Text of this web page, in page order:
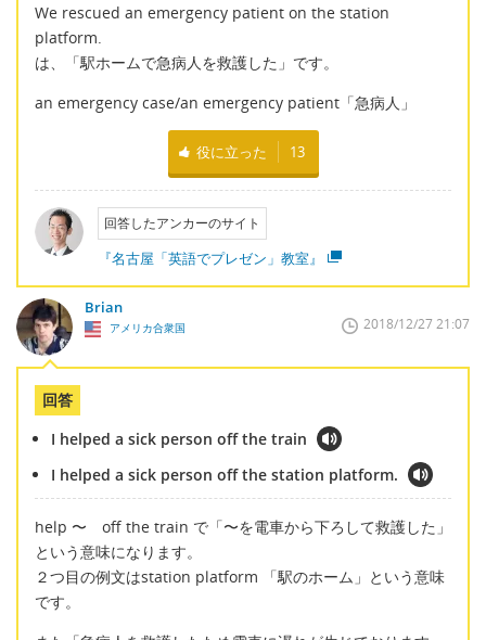
We rescued an emergency patient on the station
platform.
は、「駅ホームで急病人を救護した」です。
an emergency case/an emergency patient「急病人」
役に立った 13
回答したアンカーのサイト
『名古屋「英語でプレゼン」教室』
Brian
アメリカ合衆国 2018/12/27 21:07
回答
I helped a sick person off the train
I helped a sick person off the station platform.
help 〜 off the train で「〜を電車から下ろして救護した」
という意味になります。
２つ目の例文はstation platform 「駅のホーム」という意味
です。